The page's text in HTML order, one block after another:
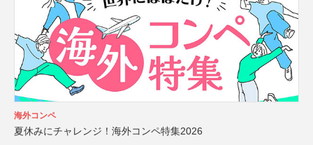
海外コンペ
夏休みにチャレンジ！海外コンペ特集2026